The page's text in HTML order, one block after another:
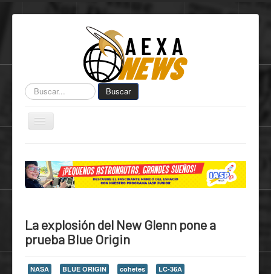
Buscar... Buscar
Toggle
Navigation
Centro de Informática AEXA
AexaSurvey
AEXA USA
La explosión del New Glenn pone a
prueba Blue Origin
NASA BLUE ORIGIN cohetes LC-36A